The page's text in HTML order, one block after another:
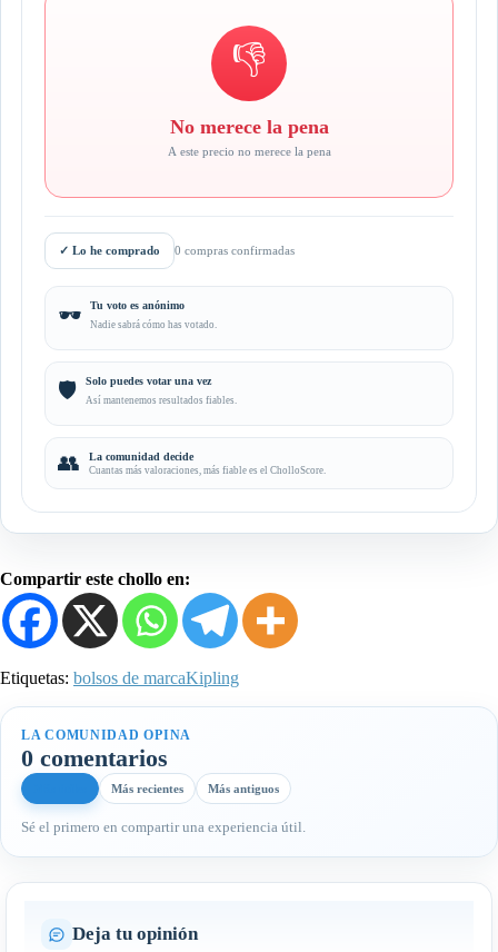
👎
No merece la pena
A este precio no merece la pena
✓ Lo he comprado 0 compras confirmadas
🕶️ Tu voto es anónimo
Nadie sabrá cómo has votado.
🛡️ Solo puedes votar una vez
Así mantenemos resultados fiables.
👥 La comunidad decide
Cuantas más valoraciones, más fiable es el CholloScore.
Compartir este chollo en:
Etiquetas: bolsos de marcaKipling
LA COMUNIDAD OPINA
0 comentarios
Más recientes Más antiguos
Sé el primero en compartir una experiencia útil.
Deja tu opinión